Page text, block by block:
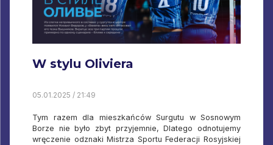
W stylu Oliviera
05.01.2025 / 21:49
Tym razem dla mieszkańców Surgutu w Sosnowym
Borze nie było zbyt przyjemnie, Dlatego odnotujemy
wręczenie odznaki Mistrza Sportu Federacji Rosyjskiej